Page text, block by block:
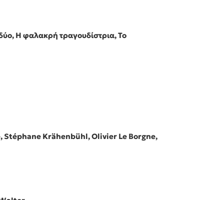
Η φαλακρή τραγουδίστρια, Το
Stéphane Krähenbühl, Olivier Le Borgne,